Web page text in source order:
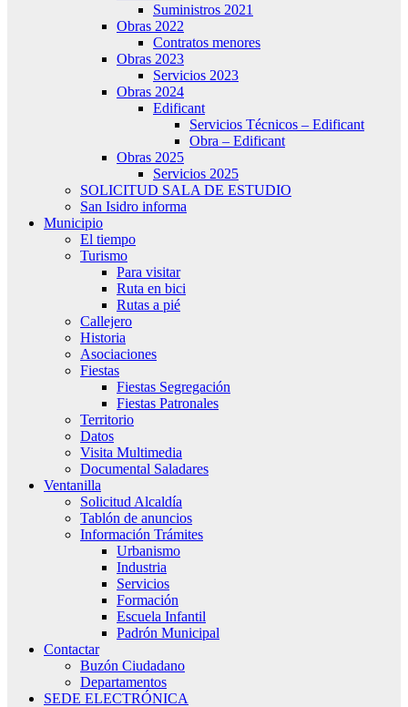
Suministros 2021
Obras 2022
Contratos menores
Obras 2023
Servicios 2023
Obras 2024
Edificant
Servicios Técnicos – Edificant
Obra – Edificant
Obras 2025
Servicios 2025
SOLICITUD SALA DE ESTUDIO
San Isidro informa
Municipio
El tiempo
Turismo
Para visitar
Ruta en bici
Rutas a pié
Callejero
Historia
Asociaciones
Fiestas
Fiestas Segregación
Fiestas Patronales
Territorio
Datos
Visita Multimedia
Documental Saladares
Ventanilla
Solicitud Alcaldía
Tablón de anuncios
Información Trámites
Urbanismo
Industria
Servicios
Formación
Escuela Infantil
Padrón Municipal
Contactar
Buzón Ciudadano
Departamentos
SEDE ELECTRÓNICA